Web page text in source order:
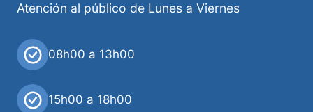
Atención al público de Lunes a Viernes
08h00 a 13h00
15h00 a 18h00